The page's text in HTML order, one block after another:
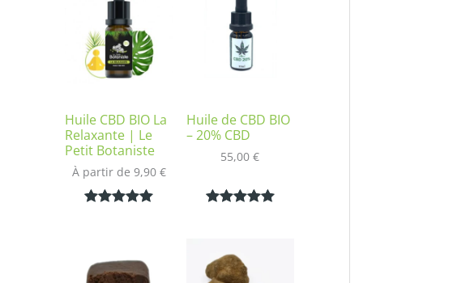
client
notation
client
Huile CBD BIO La
Relaxante | Le
Petit Botaniste
À partir de 9,90 €
notation
Huile de CBD BIO
– 20% CBD
55,00€
basé sur
notation